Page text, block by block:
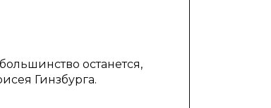
останется,
Гинзбурга.